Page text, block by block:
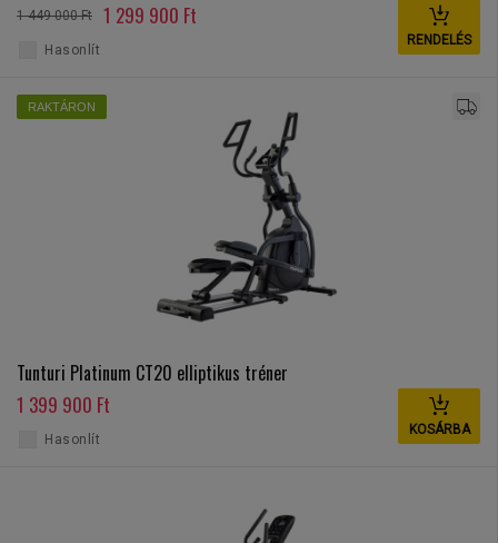
1 449 000 Ft 1 299 900 Ft
RENDELÉS
Hasonlít
RAKTÁRON
Tunturi Platinum CT20 elliptikus tréner
1 399 900 Ft
KOSÁRBA
Hasonlít